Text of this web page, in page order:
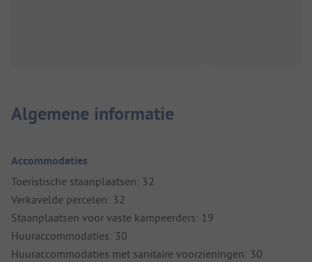
Algemene informatie
Accommodaties
Toeristische staanplaatsen: 32
Verkavelde percelen: 32
Staanplaatsen voor vaste kampeerders: 19
Huuraccommodaties: 30
Huuraccommodaties met sanitaire voorzieningen: 30